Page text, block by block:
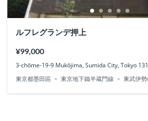
ルフレグランデ押上
¥99,000
3-chōme-19-9 Mukōjima, Sumida City, Tokyo
東京都墨田區
東京地下鐵半蔵門線 東武伊